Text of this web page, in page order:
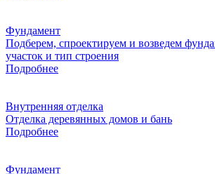
Фундамент
Подберем, спроектируем и возведем
участок и тип строения
Подробнее
Внутренняя отделка
Отделка деревянных домов и бань
Подробнее
Фундамент